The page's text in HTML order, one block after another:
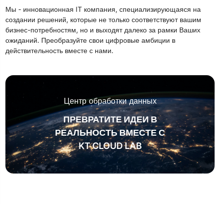
Мы - инновационная IT компания, специализирующаяся на
создании решений, которые не только соответствуют вашим
бизнес-потребностям, но и выходят далеко за рамки Ваших
ожиданий. Преобразуйте свои цифровые амбиции в
действительность вместе с нами.
Центр обработки данных
ПРЕВРАТИТЕ ИДЕИ В
РЕАЛЬНОСТЬ ВМЕСТЕ С
KT CLOUD LAB